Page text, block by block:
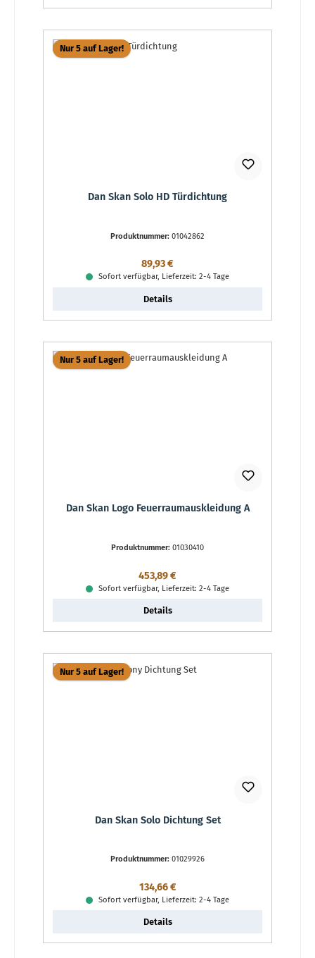
Nur 5 auf Lager!
Dan Skan Solo HD Türdichtung
Produktnummer: 01042862
Regulärer Preis:
89,93 €
Sofort verfügbar, Lieferzeit: 2-4 Tage
Details
Nur 5 auf Lager!
Dan Skan Logo Feuerraumauskleidung A
Produktnummer: 01030410
Regulärer Preis:
453,89 €
Sofort verfügbar, Lieferzeit: 2-4 Tage
Details
Nur 5 auf Lager!
Dan Skan Solo Dichtung Set
Produktnummer: 01029926
Regulärer Preis:
134,66 €
Sofort verfügbar, Lieferzeit: 2-4 Tage
Details